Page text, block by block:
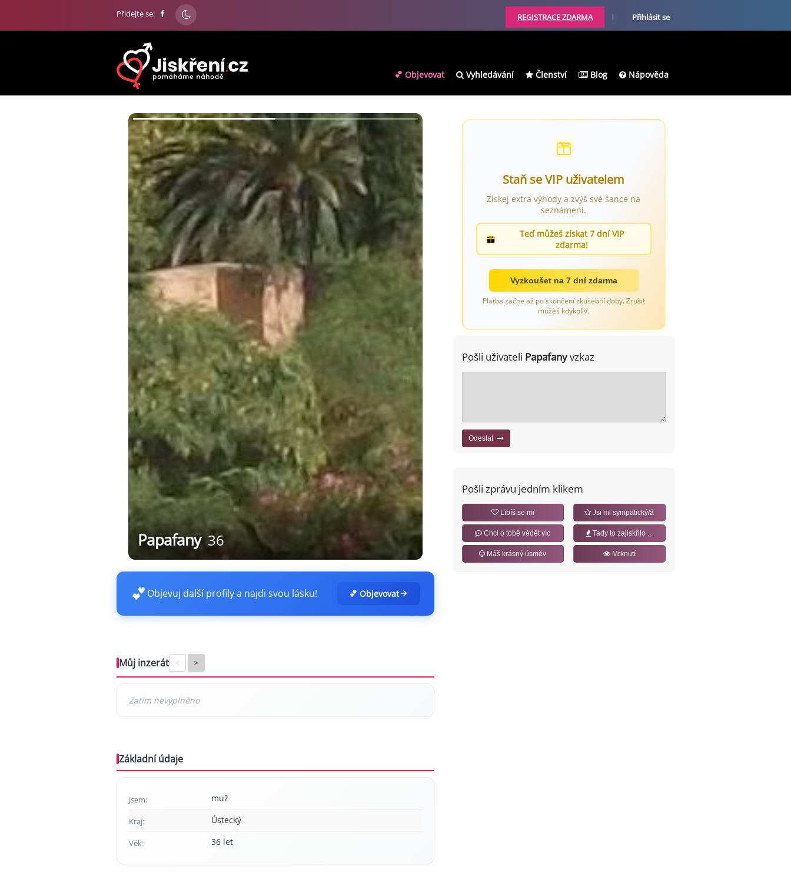
Přidejte se: REGISTRACE ZDARMA | Přihlásit se
💕 Objevovat Vyhledávání Členství Blog Nápověda
Papafany 36
💕Objevuj další profily a najdi svou lásku! 💕 Objevovat
Můj inzerát < >
Základní údaje
Jsem: muž
Kraj: Ústecký
Věk: 36 let
Staň se VIP uživatelem
Získej extra výhody a zvýš své šance na
seznámení.
Teď můžeš získat 7 dní VIP
zdarma!
Vyzkoušet na 7 dní zdarma
Platba začne až po skončení zkušební doby. Zrušit
můžeš kdykoliv.
Pošli uživateli Papafanyvzkaz
Odeslat
Pošli zprávu jedním klikem
Líbíš se mi Jsi mi sympatický/á
Chci o tobě vědět víc Tady to zajiskřilo ...
Máš krásný úsměv Mrknutí